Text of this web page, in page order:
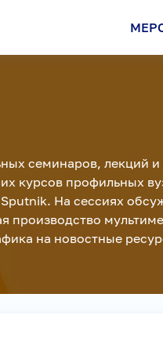
семинаров, лекций
курсов профильных
На сессиях
производство
на новостные